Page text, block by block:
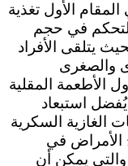
الأول تغذية
في حجم
يتلقى الأفراد
والصغرى
الأطعمة المقلية
يُفضل استبعاد
الغازية السكرية
في
يمكن أن